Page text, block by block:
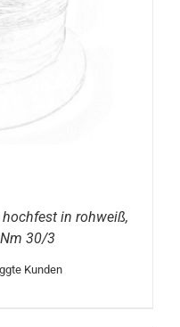
hochfest in rohweiß,
30/3
Kunden